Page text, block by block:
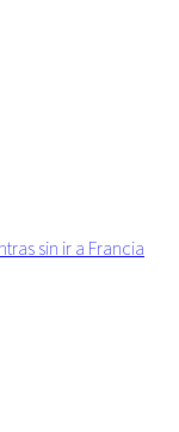
sin ir a Francia